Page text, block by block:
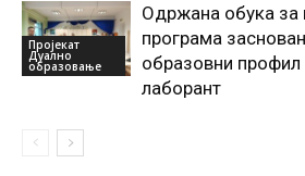
Пројекат
Дуално
образовање
Одржана обука за
програма
образовни профил
лаборант